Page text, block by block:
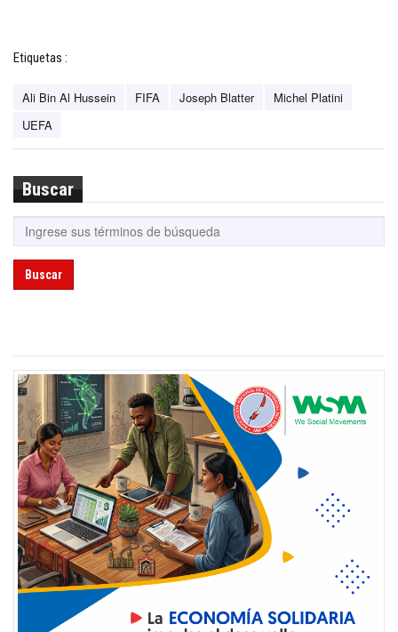
Etiquetas :
Ali Bin Al Hussein FIFA Joseph Blatter
Michel Platini
UEFA
Buscar
Buscar